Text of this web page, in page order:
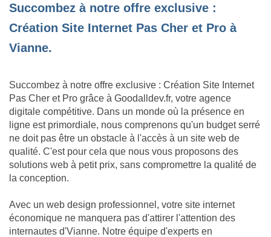
Succombez à notre offre exclusive :
Création Site Internet Pas Cher et Pro à
Vianne.
Succombez à notre offre exclusive : Création Site Internet
Pas Cher et Pro grâce à Goodalldev.fr, votre agence
digitale compétitive. Dans un monde où la présence en
ligne est primordiale, nous comprenons qu'un budget serré
ne doit pas être un obstacle à l'accès à un site web de
qualité. C'est pour cela que nous vous proposons des
solutions web à petit prix, sans compromettre la qualité de
la conception.
Avec un web design professionnel, votre site internet
économique ne manquera pas d'attirer l'attention des
internautes d'Vianne. Notre équipe d'experts en